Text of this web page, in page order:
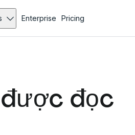
Enterprise Pricing
đọc